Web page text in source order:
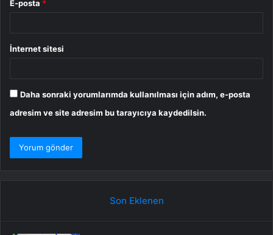
E-posta *
İnternet sitesi
Daha sonraki yorumlarımda kullanılması için adım, e-posta
adresim ve site adresim bu tarayıcıya kaydedilsin.
Son Eklenen